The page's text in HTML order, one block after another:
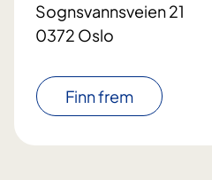
Sognsvannsveien 21
0372 Oslo
Finn frem